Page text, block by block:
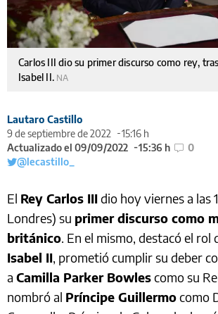
Carlos III dio su primer discurso como rey,
Isabel II. NA
Lautaro Castillo
9 de septiembre de 2022
15:16 h
Actualizado el 09/09/2022
15:36 h
0
@lecastillo_
El Rey Carlos IIIdio hoy viernes a las
Londres) su primer discurso como
británico. En el mismo, destacó el rol
Isabel II, prometió cumplir su deber
a Camilla Parker Bowlescomo su
nombró al Príncipe Guillermocomo